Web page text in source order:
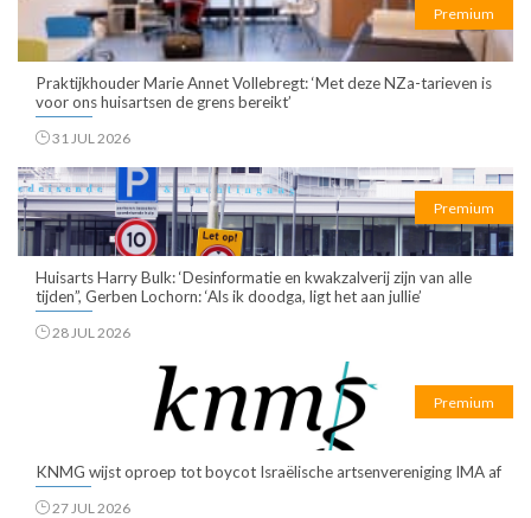
Premium
Praktijkhouder Marie Annet Vollebregt: ‘Met deze NZa-tarieven is
voor ons huisartsen de grens bereikt’
31 JUL 2026
Premium
Huisarts Harry Bulk: ‘Desinformatie en kwakzalverij zijn van alle
tijden”, Gerben Lochorn: ‘Als ik doodga, ligt het aan jullie’
28 JUL 2026
Premium
KNMG wijst oproep tot boycot Israëlische artsenvereniging IMA af
27 JUL 2026